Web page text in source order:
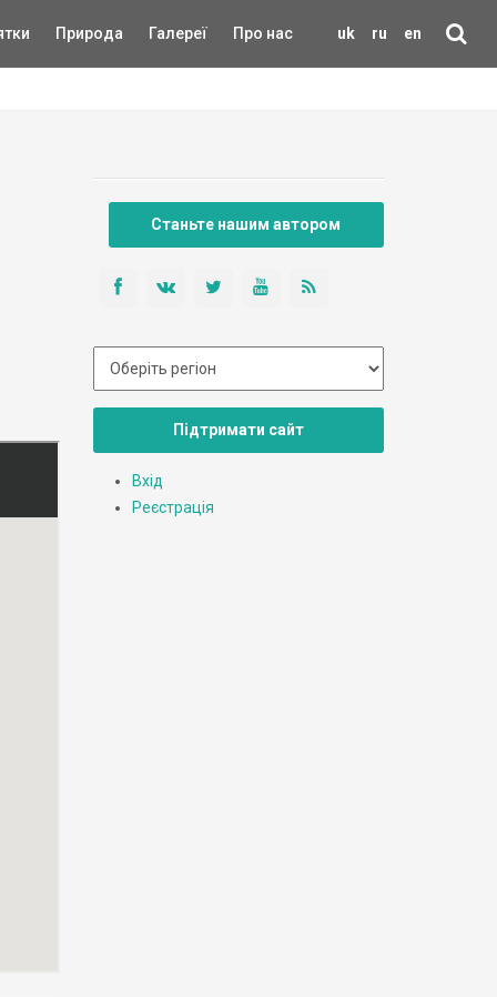
uk ru en
Природа Галереї Про нас
Станьте нашим автором
Підтримати сайт
Вхід
Реєстрація